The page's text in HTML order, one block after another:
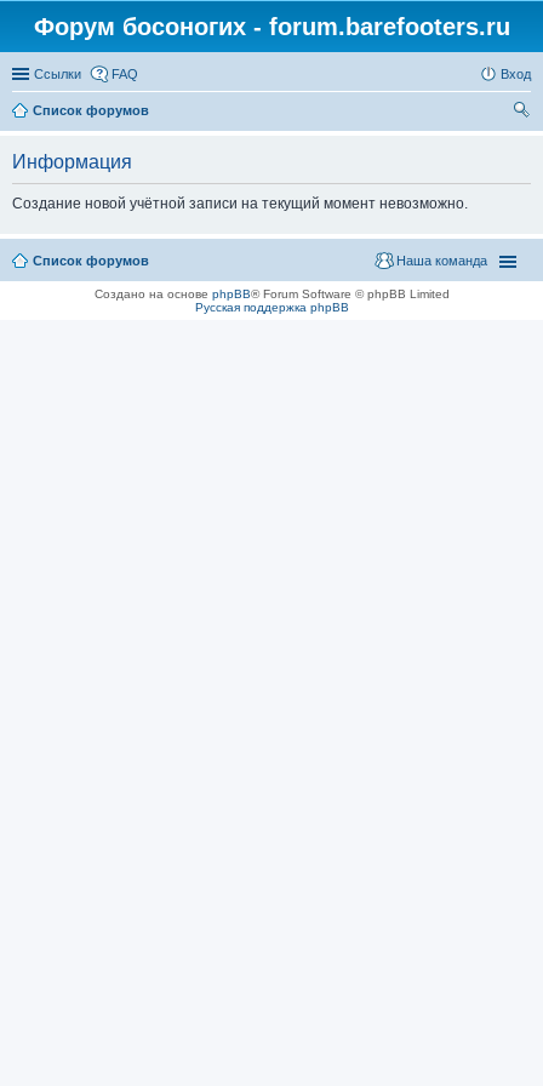
Форум босоногих - forum.barefooters.ru
Ссылки FAQ Вход
Список форумов
Информация
Создание новой учётной записи на текущий момент невозможно.
Список форумов Наша команда
Создано на основе phpBB® Forum Software © phpBB Limited
Русская поддержка phpBB